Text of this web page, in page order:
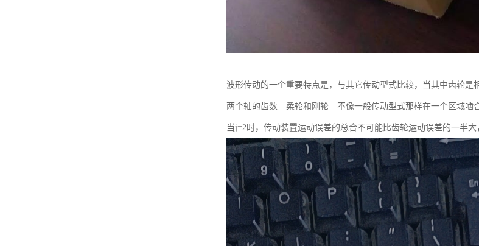
波形传动的一个重要特点是，与其它传动型式比较，当其中齿轮
两个轴的齿数—柔轮和刚轮—不像一般传动型式那样在一个区域啮
当j=2时，传动装置运动误差的总合不可能比齿轮运动误差的一半